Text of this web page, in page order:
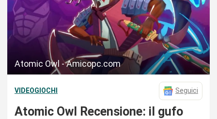
Atomic Owl - Amicopc.com
VIDEOGIOCHI Seguici
Atomic Owl Recensione: il gufo